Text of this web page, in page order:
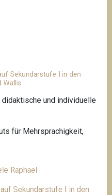
Sekundarstufe I in den
Wallis
didaktische und individuelle
für Mehrsprachigkeit,
Raphael
Sekundarstufe I in den